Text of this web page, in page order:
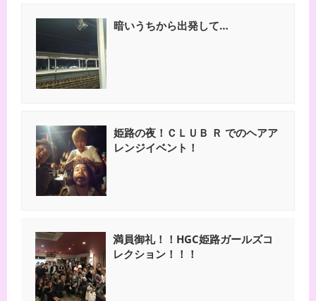
暗いうちから出発して…
姫路の夜！ＣＬＵＢ Ｒ でのヘアア
レンジイベント！
満員御礼！！HGC姫路ガールズコ
レクション！！！